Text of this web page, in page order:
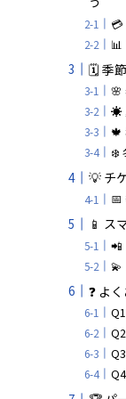
💳
📊
🗓️ 季
🌸
☀️
🍁
❄️
💡 チ
📅
📱 ス
📲
💫
❓ よ